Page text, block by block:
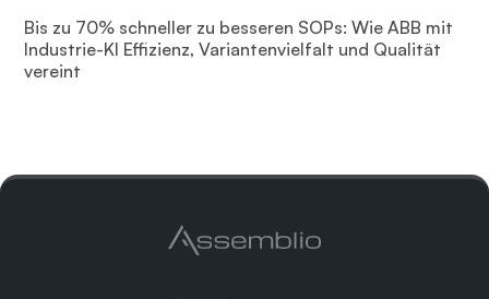
Bis zu 70% schneller zu besseren SOPs: Wie ABB mit
Industrie-KI Effizienz, Variantenvielfalt und Qualität
vereint